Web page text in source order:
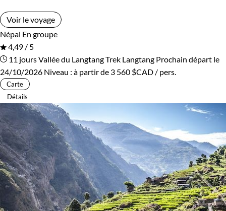
Voir le voyage
Népal En groupe
4,49 / 5
11 joursVallée du LangtangTrek Langtang Prochain départ le
24/10/2026 Niveau : à partir de 3 560 $CAD / pers.
Carte
Détails